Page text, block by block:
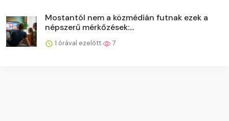
Mostantól nem a közmédián futnak ezek a
népszerű mérkőzések:...
1 órával ezelőtt 7